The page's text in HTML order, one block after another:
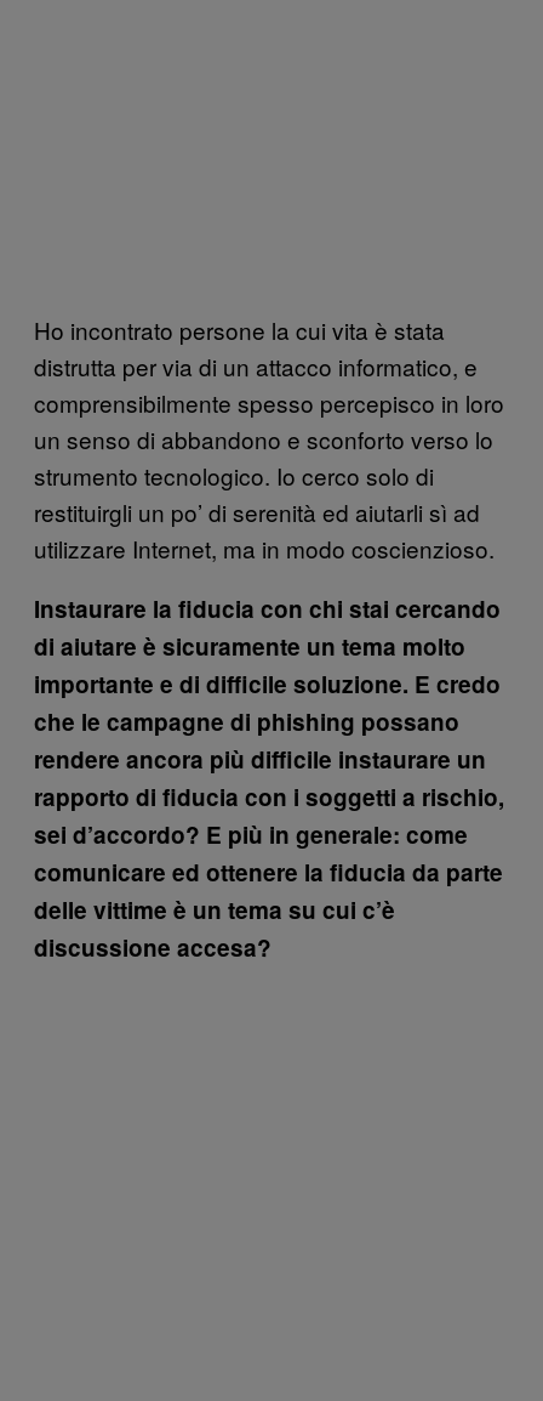
Ho incontrato persone la cui vita è stata
distrutta per via di un attacco informatico, e
comprensibilmente spesso percepisco in loro
un senso di abbandono e sconforto verso lo
strumento tecnologico. Io cerco solo di
restituirgli un po’ di serenità ed aiutarli sì ad
utilizzare Internet, ma in modo coscienzioso.
Instaurare la fiducia con chi stai cercando
di aiutare è sicuramente un tema molto
importante e di difficile soluzione. E credo
che le campagne di phishing possano
rendere ancora più difficile instaurare un
rapporto di fiducia con i soggetti a rischio,
sei d’accordo? E più in generale: come
comunicare ed ottenere la fiducia da parte
delle vittime è un tema su cui c’è
discussione accesa?